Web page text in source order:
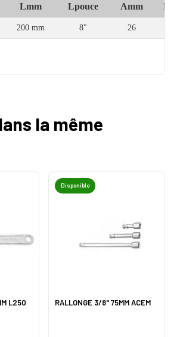
Lmm Lpouce Amm
200 mm 8" 26
la même
L250
Disponible
RALLONGE 3/8" 75MM ACEM